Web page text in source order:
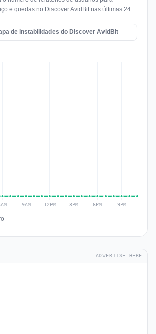
e quedas no Discover AvidBit nas últimas 24
de instabilidades do Discover AvidBit
ADVERTISE HERE